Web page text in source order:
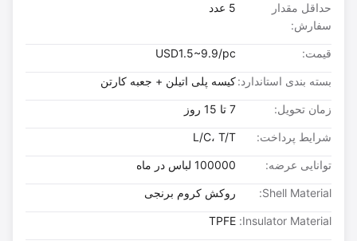
حداقل مقدار
سفارش:
قیمت: USD1.5~9.9/pc
بسته بندی استاندارد:کیسه پلی اتیلن + جعبه کارتن
زمان تحویل:
شرایط پرداخت: L/C، T/T
توانایی عرضه: 100000 لباس در ماه
Shell Material: روکش کروم برنجی
Insulator Material:
TPFE